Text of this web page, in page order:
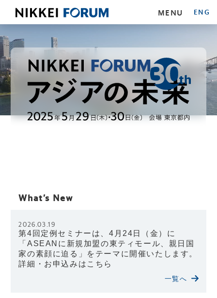
MENU ENG
What’s New
2026.03.19
第4回定例セミナーは、4月24日（金）に
「ASEANに新規加盟の東ティモール、親日国
家の素顔に迫る」をテーマに開催いたします。
詳細・お申込みはこちら
一覧へ